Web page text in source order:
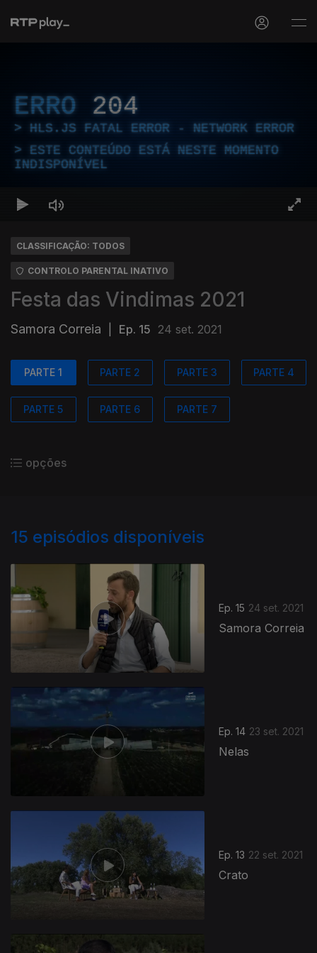
ERRO 204
HLS.JS FATAL ERROR - NETWORK ERROR
ESTE CONTEÚDO ESTÁ NESTE MOMENTO
INDISPONÍVEL
CLASSIFICAÇÃO: TODOS
CONTROLO PARENTAL INATIVO
Festa das Vindimas 2021
Samora Correia Ep. 15 24 set. 2021
PARTE 1 PARTE 2 PARTE 3 PARTE 4
PARTE 5 PARTE 6 PARTE 7
opções
15 episódios disponíveis
Ep. 15 24 set. 2021
Samora Correia
Ep. 14 23 set. 2021
Nelas
Ep. 13 22 set. 2021
Crato